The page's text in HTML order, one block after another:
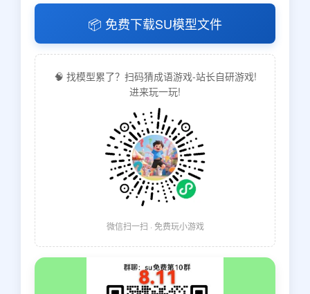
📦 免费下载SU模型文件
🧠 找模型累了？扫码猜成语游戏-站长自研游戏!
进来玩一玩!
微信扫一扫 · 免费玩小游戏